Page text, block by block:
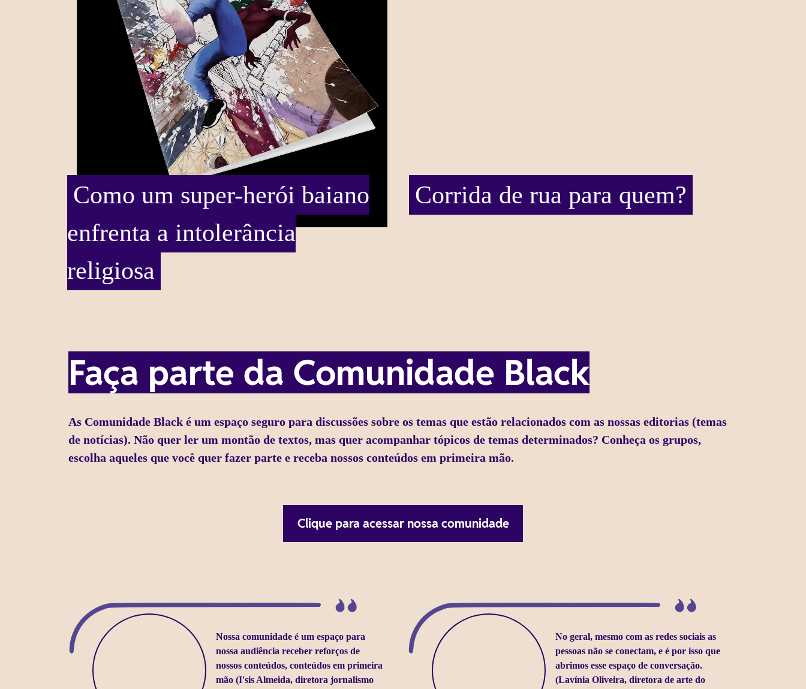
Como um super-herói baiano
enfrenta a intolerância
religiosa
Corrida de rua para quem?
Faça parte da Comunidade Black
As Comunidade Black é um espaço seguro para discussões sobre os temas que estão relacionados com as nossas editorias (temas
de notícias). Não quer ler um montão de textos, mas quer acompanhar tópicos de temas determinados? Conheça os grupos,
escolha aqueles que você quer fazer parte e receba nossos conteúdos em primeira mão.
Clique para acessar nossa comunidade
Nossa comunidade é um espaço para
nossa audiência receber reforços de
nossos conteúdos, conteúdos em primeira
mão (I'sis Almeida, diretora jornalismo
No geral, mesmo com as redes sociais as
pessoas não se conectam, e é por isso que
abrimos esse espaço de conversação.
(Lavínia Oliveira, diretora de arte do